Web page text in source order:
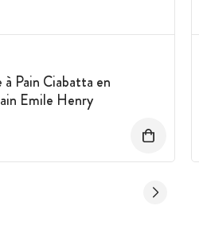
Pain Ciabatta en
Emile Henry